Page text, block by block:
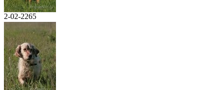
2-02-2265